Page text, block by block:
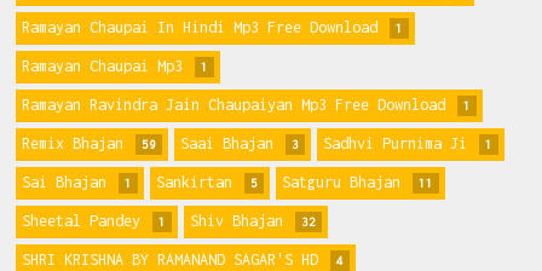
Ramayan Chaupai In Hindi Mp3 Free Download 1
Ramayan Chaupai Mp3 1
Ramayan Ravindra Jain Chaupaiyan Mp3 Free Download 1
Remix Bhajan 59 Saai Bhajan 3 Sadhvi Purnima Ji 1
Sai Bhajan 1 Sankirtan 5 Satguru Bhajan 11
Sheetal Pandey 1 Shiv Bhajan 32
SHRI KRISHNA BY RAMANAND SAGAR'S HD 4